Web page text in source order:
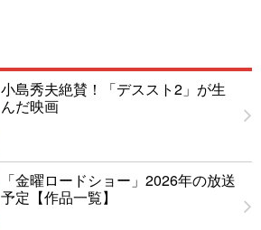
小島秀夫絶賛！「デススト2」が生
んだ映画
「金曜ロードショー」2026年の放送
予定【作品一覧】